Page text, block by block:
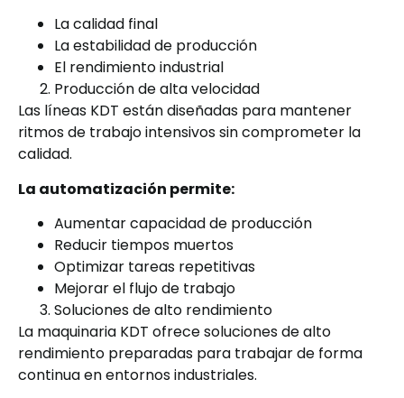
La calidad final
La estabilidad de producción
El rendimiento industrial
Producción de alta velocidad
Las líneas KDT están diseñadas para mantener
ritmos de trabajo intensivos sin comprometer la
calidad.
La automatización permite:
Aumentar capacidad de producción
Reducir tiempos muertos
Optimizar tareas repetitivas
Mejorar el flujo de trabajo
Soluciones de alto rendimiento
La maquinaria KDT ofrece soluciones de alto
rendimiento preparadas para trabajar de forma
continua en entornos industriales.